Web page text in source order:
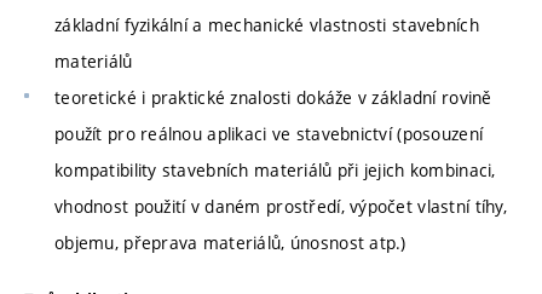
základní fyzikální a mechanické vlastnosti stavebních
materiálů
teoretické i praktické znalosti dokáže v základní rovině
použít pro reálnou aplikaci ve stavebnictví (posouzení
kompatibility stavebních materiálů při jejich kombinaci,
vhodnost použití v daném prostředí, výpočet vlastní tíhy,
objemu, přeprava materiálů, únosnost atp.)